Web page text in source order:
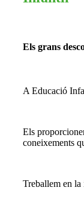
Els grans
A Educació
Els
coneixements
Treballem en la